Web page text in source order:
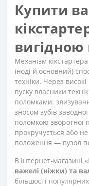
Купити
вигідною
Механізм
іноді й основний)
техніки. Через
пуску власники
поломками:
зносом зубів
поломкою зворотної
прокручується або
положення — вузол
В інтернет-магазині
важелі (ніжки) та
більшості